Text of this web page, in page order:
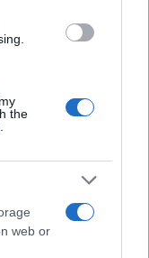
the
web ora Olbia e in